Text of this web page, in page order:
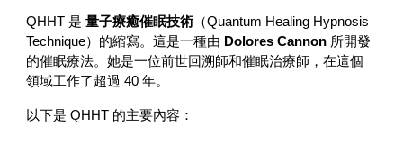
QHHT 是量子療癒催眠技術 （Quantum Healing Hypnosis
Technique）的縮寫。這是一種由 Dolores Cannon 所開發
的催眠療法。她是一位前世回溯師和催眠治療師，在這個
領域工作了超過 40 年。
以下是 QHHT 的主要內容：